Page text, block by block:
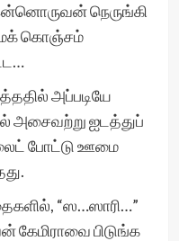
நெருங்கி
கொஞ்சம்
அப்படியே
அசைவற்று ஐடத்துப்
லைட் போட்டு ஊமை
“ஸ…ஸாரி…”
கேமிராவை பிடுங்க